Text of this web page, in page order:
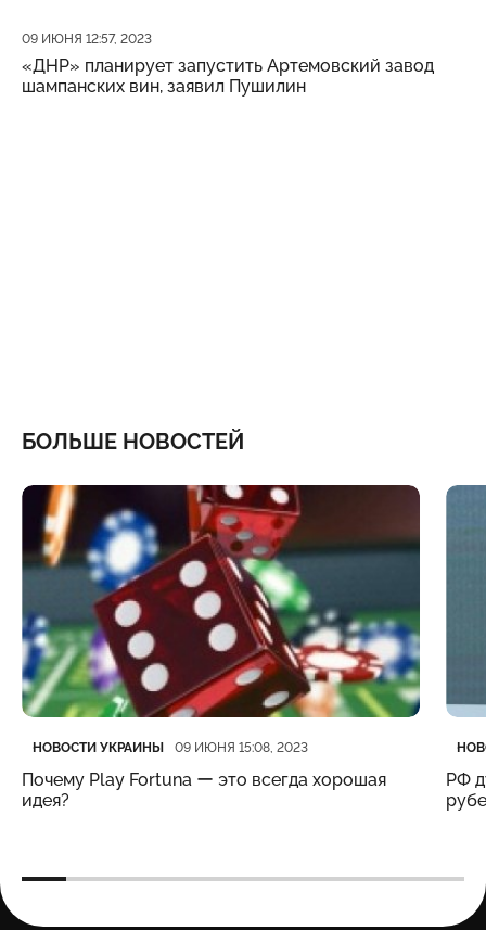
Дата публикации
09 ИЮНЯ 12:57, 2023
«ДНР» планирует запустить Артемовский завод
шампанских вин, заявил Пушилин
БОЛЬШЕ НОВОСТЕЙ
Категория
НОВОСТИ УКРАИНЫ
Дата публикации 09 ИЮНЯ 15:08, 2023
Почему Play Fortuna ー это всегда хорошая
идея?
РФ